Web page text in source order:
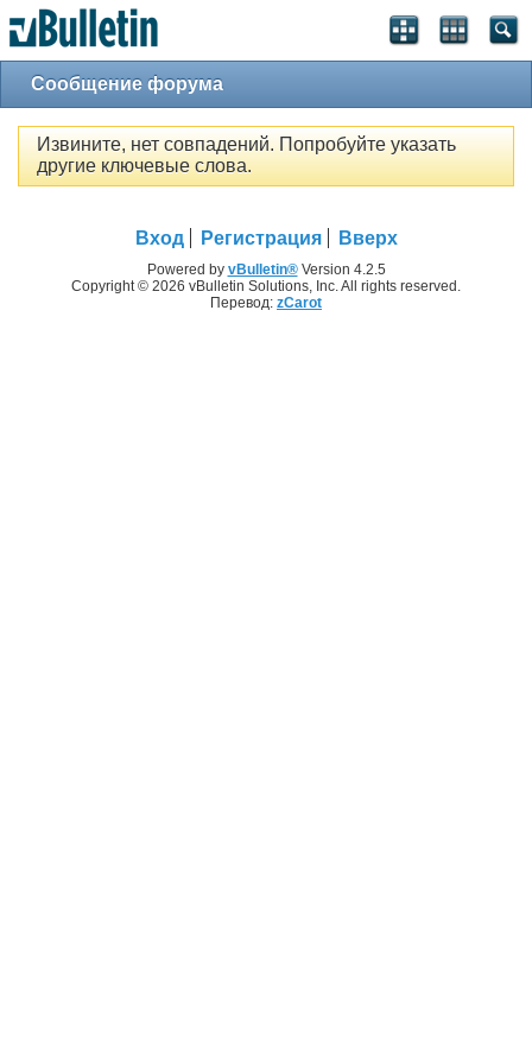
Сообщение форума
Извините, нет совпадений. Попробуйте указать
другие ключевые слова.
Вход Регистрация Вверх
Powered by vBulletin®Version 4.2.5
Copyright © 2026 vBulletin Solutions, Inc. All rights reserved.
Перевод: zCarot